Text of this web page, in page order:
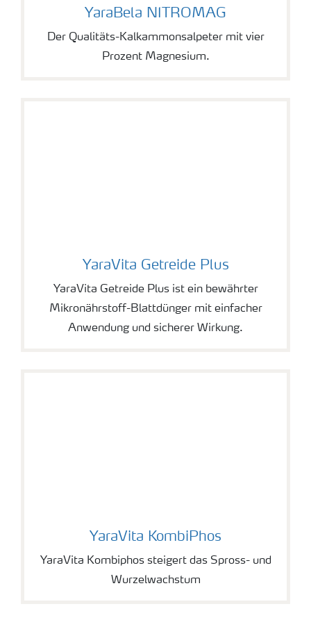
YaraBela NITROMAG
Der Qualitäts-Kalkammonsalpeter mit vier
Prozent Magnesium.
YaraVita Getreide Plus
YaraVita Getreide Plus ist ein bewährter
Mikronährstoff-Blattdünger mit einfacher
Anwendung und sicherer Wirkung.
YaraVita KombiPhos
YaraVita Kombiphos steigert das Spross- und
Wurzelwachstum